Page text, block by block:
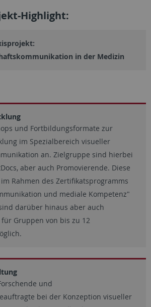
Highlight:
in der Medizin
und Fortbildungsformate zur
im Spezialbereich visueller
an. Zielgruppe sind hierbei
aber auch Promovierende. Diese
Rahmen des Zertifikatsprogramms
und mediale Kompetenz"
darüber hinaus aber auch
Gruppen von bis zu 12
und
bei der Konzeption visueller